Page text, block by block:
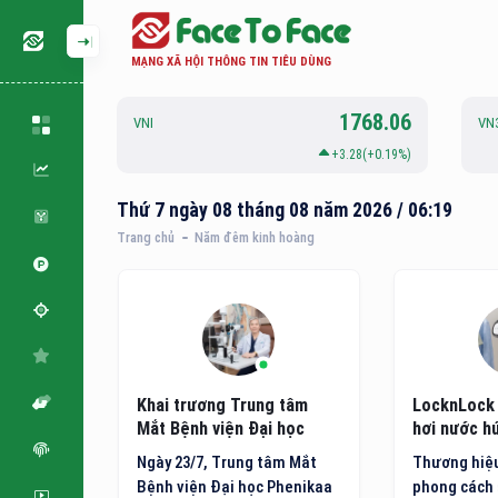
MẠNG XÃ HỘI THÔNG TIN TIÊU DÙNG
126.88 VNI 1768.06
+3.28(+0.19%)
Thứ 7 ngày 08 tháng 08 năm 2026 / 06:19
Trang chủ Năm đêm kinh hoàng
Hóa
nghệ
tế
ra
Khai trương Trung tâm
Mắt Bệnh viện Đại học
Phenikaa
Ngày 23/7, Trung tâm Mắt
Bệnh viện Đại học Phenikaa
hơi nước
minh thế hệ
Thương
phong